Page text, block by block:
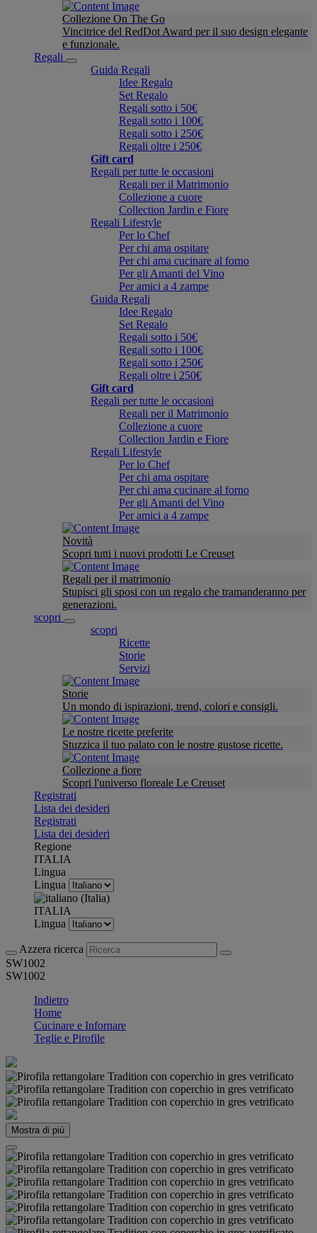
Collezione On The Go
Vincitrice del RedDot Award per il suo design elegante
e funzionale.
Regali
Guida Regali
Idee Regalo
Set Regalo
Regali sotto i 50€
Regali sotto i 100€
Regali sotto i 250€
Regali oltre i 250€
Gift card
Regali per tutte le occasioni
Regali per il Matrimonio
Collezione a cuore
Collection Jardin e Fiore
Regali Lifestyle
Per lo Chef
Per chi ama ospitare
Per chi ama cucinare al forno
Per gli Amanti del Vino
Per amici a 4 zampe
Guida Regali
Idee Regalo
Set Regalo
Regali sotto i 50€
Regali sotto i 100€
Regali sotto i 250€
Regali oltre i 250€
Gift card
Regali per tutte le occasioni
Regali per il Matrimonio
Collezione a cuore
Collection Jardin e Fiore
Regali Lifestyle
Per lo Chef
Per chi ama ospitare
Per chi ama cucinare al forno
Per gli Amanti del Vino
Per amici a 4 zampe
Novità
Scopri tutti i nuovi prodotti Le Creuset
Regali per il matrimonio
Stupisci gli sposi con un regalo che tramanderanno per
generazioni.
scopri
scopri
Ricette
Storie
Servizi
Storie
Un mondo di ispirazioni, trend, colori e consigli.
Le nostre ricette preferite
Stuzzica il tuo palato con le nostre gustose ricette.
Collezione a fiore
Scopri l'universo floreale Le Creuset
Registrati
Lista dei desideri
Registrati
Lista dei desideri
Regione
ITALIA
Lingua
Lingua
ITALIA
Lingua
Azzera ricerca
SW1002
SW1002
Indietro
Home
Cucinare e Infornare
Teglie e Pirofile
Mostra di più